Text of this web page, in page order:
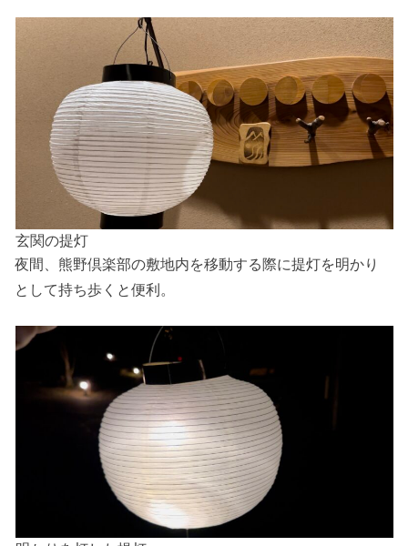
玄関の提灯
夜間、熊野倶楽部の敷地内を移動する際に提灯を明かり
として持ち歩くと便利。